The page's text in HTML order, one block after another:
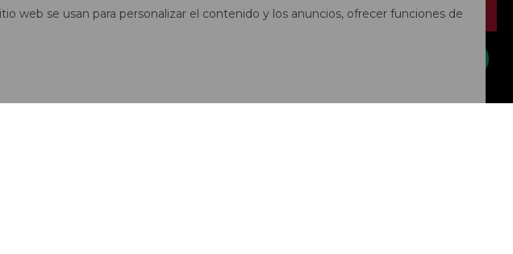
web se usan para personalizar el contenido y los anuncios, ofrecer funciones de
SUSCRIBIRME